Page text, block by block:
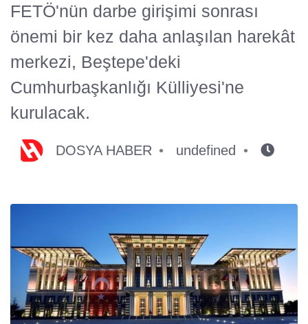
FETÖ'nün darbe girişimi sonrası
önemi bir kez daha anlaşılan harekât
merkezi, Beştepe'deki
Cumhurbaşkanlığı Külliyesi'ne
kurulacak.
DOSYA HABER undefined